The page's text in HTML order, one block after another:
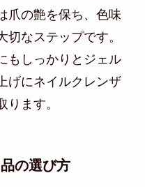
爪の艶を保ち、色味
なステップです。
もしっかりとジェル
げにネイルクレンザ
ます。
の選び方